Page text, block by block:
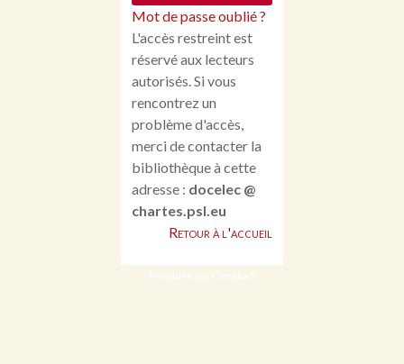
Mot de passe oublié ?
L'accès restreint est
réservé aux lecteurs
autorisés. Si vous
rencontrez un
problème d'accès,
merci de contacter la
bibliothèque à cette
adresse : docelec @
chartes.psl.eu
Retour à l'accueil
Propulsé par Omeka S